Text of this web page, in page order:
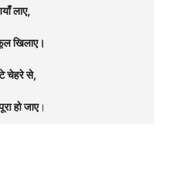
लाए,
खिलाए।
चेहरे से,
हो जाए।